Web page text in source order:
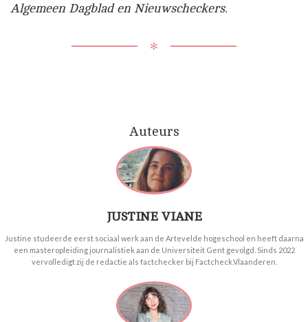
Algemeen Dagblad en Nieuwscheckers.
✻
Auteurs
JUSTINE VIANE
Justine studeerde eerst sociaal werk aan de Artevelde hogeschool en heeft daarna
een masteropleiding journalistiek aan de Universiteit Gent gevolgd. Sinds 2022
vervolledigt zij de redactie als factchecker bij Factcheck.Vlaanderen.